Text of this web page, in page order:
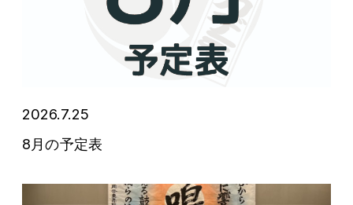
2026.7.25
8月の予定表